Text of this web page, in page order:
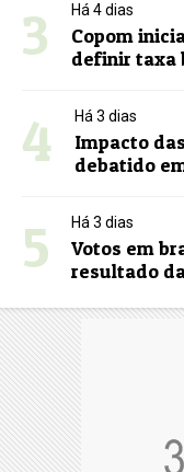
3 Há 4 dias
Copom
definir taxa
4 Há 3 dias
Impacto
debatido
5 Há 3 dias
Votos em
resultado